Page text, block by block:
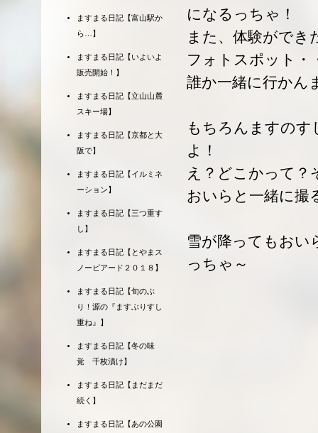
になるっちゃ！
また、体験がで
フォトスポット・
誰か一緒に行かん
もちろんますの
よ！
え？どこかって？
おいらと一緒に撮
雪が降ってもおい
っちゃ～
ますまる日記【富山駅か
ら…】
ますまる日記【いよいよ
販売開始！】
ますまる日記【立山山麓
スキー場】
ますまる日記【京都と大
阪で】
ますまる日記【イルミネ
ーション】
ますまる日記【三つ重す
し】
ますまる日記【とやまス
ノーピアード２０１８】
ますまる日記【旬のぶ
り！源の『ますぶりすし
重ね』】
ますまる日記【冬の味
覚 千枚漬け】
ますまる日記【まだまだ
続く】
ますまる日記【あの公園